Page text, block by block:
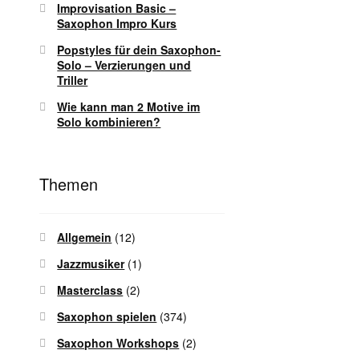
Improvisation Basic –
Saxophon Impro Kurs
Popstyles für dein Saxophon-
Solo – Verzierungen und
Triller
Wie kann man 2 Motive im
Solo kombinieren?
Themen
Allgemein (12)
Jazzmusiker(1)
Masterclass (2)
Saxophon spielen (374)
Saxophon Workshops (2)